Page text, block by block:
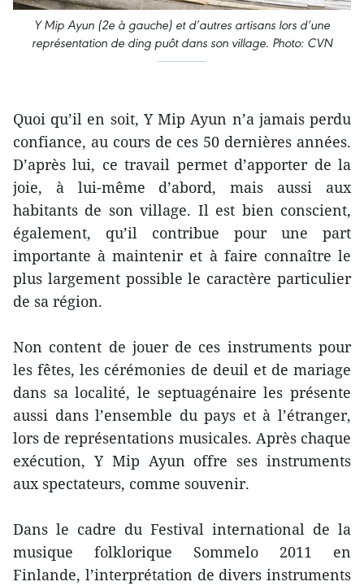
Y Mip Ayun (2e à gauche) et d’autres artisans lors d’une
représentation de ding puôt dans son village. Photo: CVN
Quoi qu’il en soit, Y Mip Ayun n’a jamais perdu
confiance, au cours de ces 50 dernières années.
D’après lui, ce travail permet d’apporter de la
joie, à lui-même d’abord, mais aussi aux
habitants de son village. Il est bien conscient,
également, qu’il contribue pour une part
importante à maintenir et à faire connaître le
plus largement possible le caractère particulier
de sa région.
Non content de jouer de ces instruments pour
les fêtes, les cérémonies de deuil et de mariage
dans sa localité, le septuagénaire les présente
aussi dans l’ensemble du pays et à l’étranger,
lors de représentations musicales. Après chaque
exécution, Y Mip Ayun offre ses instruments
aux spectateurs, comme souvenir.
Dans le cadre du Festival international de la
musique folklorique Sommelo 2011 en
Finlande, l’interprétation de divers instruments